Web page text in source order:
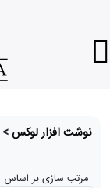
نوشت افزار لوکس>
مرتب سازی بر اساس